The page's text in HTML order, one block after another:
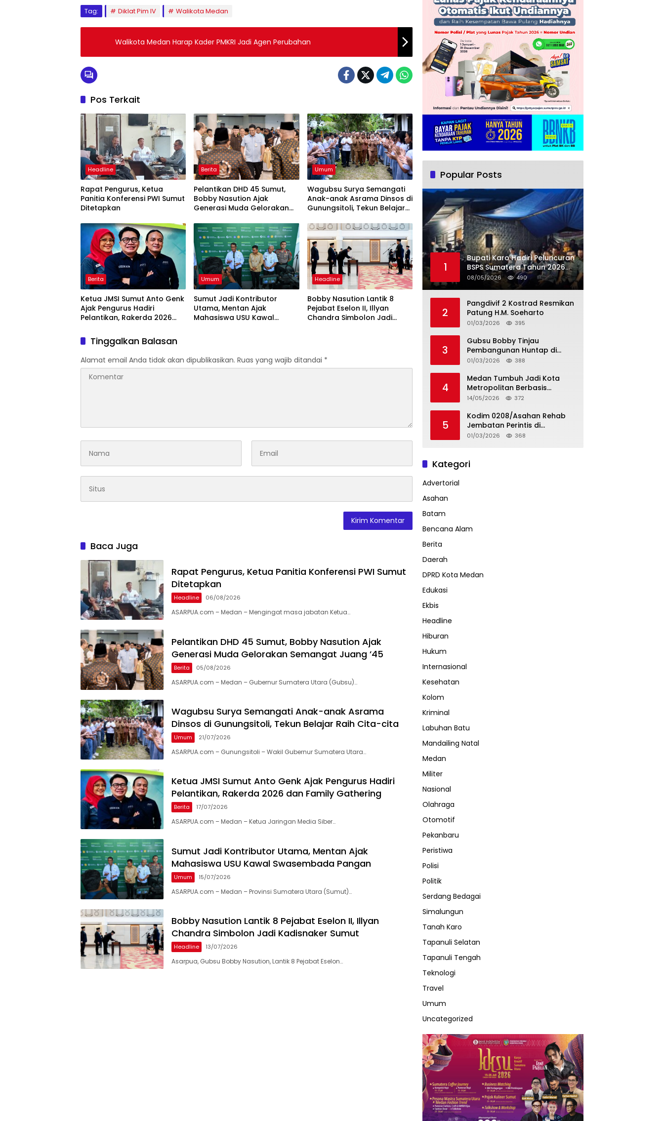
Tag: Diklat Pim IV Walikota Medan
Walikota Medan Harap Kader PMKRI Jadi Agen Perubahan
Pos Terkait
Headline
Rapat Pengurus, Ketua
Panitia Konferensi PWI Sumut
Ditetapkan
Berita
Pelantikan DHD 45 Sumut,
Bobby Nasution Ajak
Generasi Muda Gelorakan
Umum
Wagubsu Surya Semangati
Anak-anak Asrama Dinsos di
Gunungsitoli, Tekun Belajar
Berita
Ketua JMSI Sumut Anto Genk
Ajak Pengurus Hadiri
Pelantikan, Rakerda 2026
Umum
Sumut Jadi Kontributor
Utama, Mentan Ajak
Mahasiswa USU Kawal
Headline
Bobby Nasution Lantik 8
Pejabat Eselon II, Illyan
Chandra Simbolon Jadi
Tinggalkan Balasan
Alamat email Anda tidak akan dipublikasikan. Ruas yang wajib ditandai *
Baca Juga
Rapat Pengurus, Ketua Panitia Konferensi PWI Sumut
Ditetapkan
Headline 06/08/2026
ASARPUA.com – Medan – Mengingat masa jabatan Ketua…
Pelantikan DHD 45 Sumut, Bobby Nasution Ajak
Generasi Muda Gelorakan Semangat Juang ’45
Berita 05/08/2026
ASARPUA.com – Medan – Gubernur Sumatera Utara (Gubsu)…
Wagubsu Surya Semangati Anak-anak Asrama
Dinsos di Gunungsitoli, Tekun Belajar Raih Cita-cita
Umum 21/07/2026
ASARPUA.com – Gunungsitoli – Wakil Gubernur Sumatera Utara…
Ketua JMSI Sumut Anto Genk Ajak Pengurus Hadiri
Pelantikan, Rakerda 2026 dan Family Gathering
Berita 17/07/2026
ASARPUA.com – Medan – Ketua Jaringan Media Siber…
Sumut Jadi Kontributor Utama, Mentan Ajak
Mahasiswa USU Kawal Swasembada Pangan
Umum 15/07/2026
ASARPUA.com – Medan – Provinsi Sumatera Utara (Sumut)…
Bobby Nasution Lantik 8 Pejabat Eselon II, Illyan
Chandra Simbolon Jadi Kadisnaker Sumut
Headline 13/07/2026
Asarpua, Gubsu Bobby Nasution, Lantik 8 Pejabat Eselon…
Popular Posts
1
Bupati Karo Hadiri Peluncuran
BSPS Sumatera Tahun 2026
Secarra Daring
08/05/2026 490
2
Pangdivif 2 Kostrad Resmikan
Patung H.M. Soeharto
01/03/2026 395
3
Gubsu Bobby Tinjau
Pembangunan Huntap di
Tapteng
01/03/2026 388
4
Medan Tumbuh Jadi Kota
Metropolitan Berbasis
Teknologi
14/05/2026 372
5
Kodim 0208/Asahan Rehab
Jembatan Perintis di
Mandarsah
01/03/2026 368
Kategori
Advertorial
Asahan
Batam
Bencana Alam
Berita
Daerah
DPRD Kota Medan
Edukasi
Ekbis
Headline
Hiburan
Hukum
Internasional
Kesehatan
Kolom
Kriminal
Labuhan Batu
Mandailing Natal
Medan
Militer
Nasional
Olahraga
Otomotif
Pekanbaru
Peristiwa
Polisi
Politik
Serdang Bedagai
Simalungun
Tanah Karo
Tapanuli Selatan
Tapanuli Tengah
Teknologi
Travel
Umum
Uncategorized